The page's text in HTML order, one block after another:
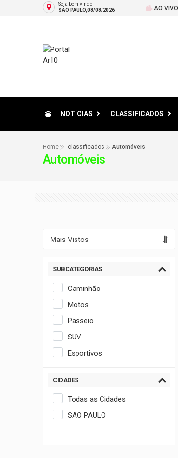
Seja bem-vindo
SAO PAULO,08/08/2026
AO VIVO
NOTÍCIAS CLASSIFICADOS
Home classificados Automóveis
Automóveis
SUBCATEGORIAS
Caminhão
Motos
Passeio
SUV
Esportivos
CIDADES
Todas as Cidades
SAO PAULO